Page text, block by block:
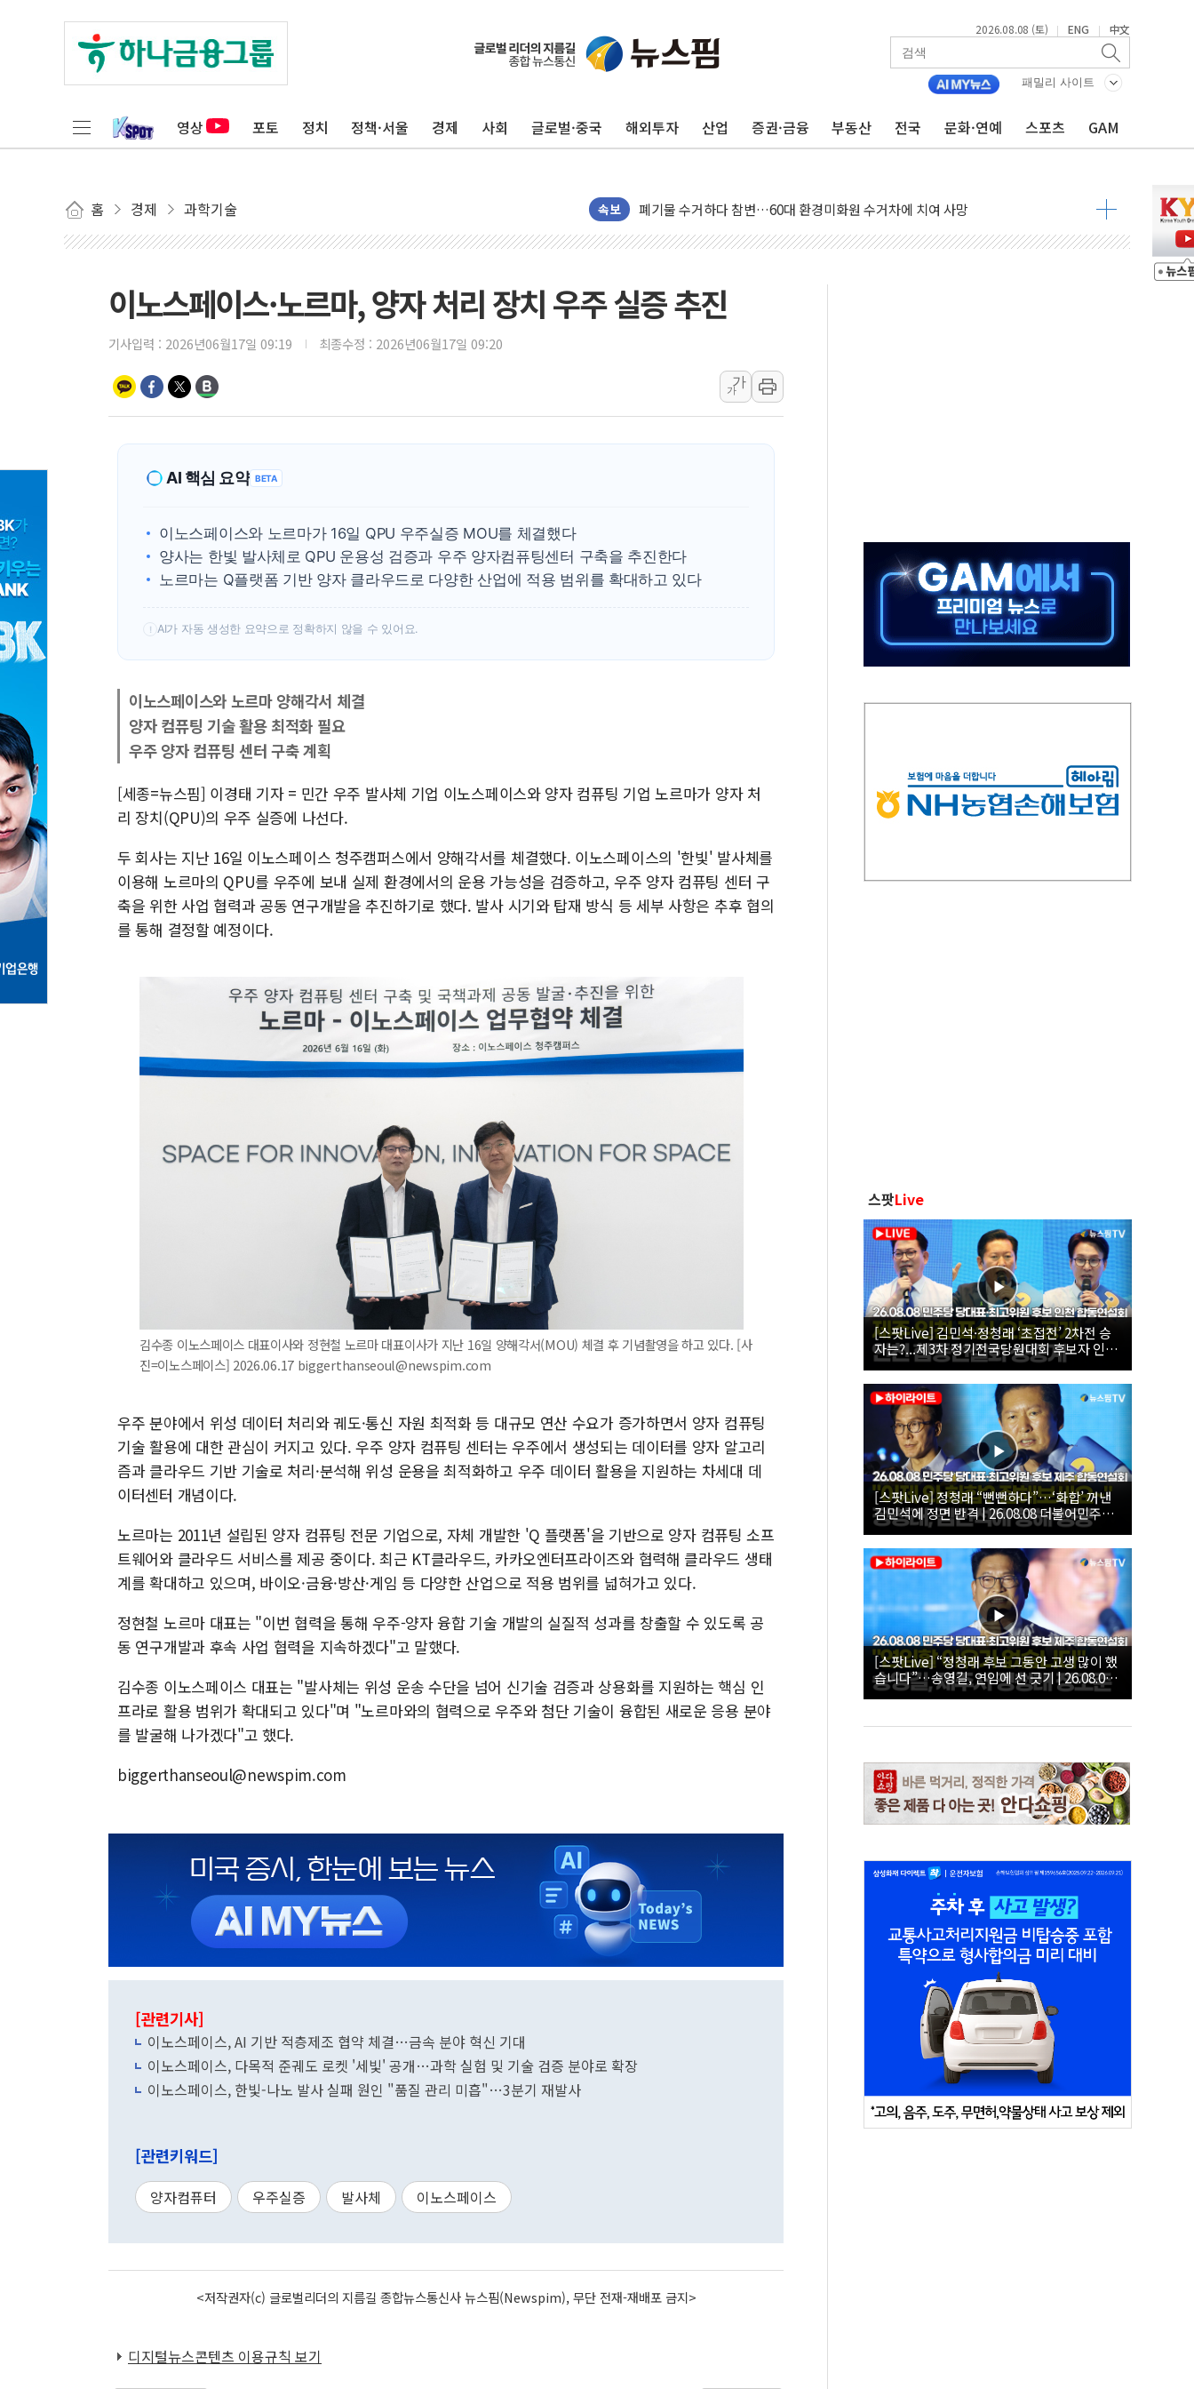
2026.08.08 (토) | ENG | 中文
패밀리 사이트
영상 포토 정치 정책·서울 경제 사회 글로벌·중국 해외투자 산업 증권·금융 부동산 전국 문화·연예 스포츠 GAM
홈 경제 과학기술 속보
[속보] 민주, 인천 경선 결과 발표...김민석 45.09% 정청래 43.27% 송영길 11.63%
이번주 국내 주요 금융일정(8.10~8.14)
美, 이란전 출구전략 만지작…공습 한계·탄약 부족 현실화
폐기물 수거하다 참변…60대 환경미화원 수거차에 치여 사망
서울 중랑구 주택가서 흉기 난동…60대 남성 2명 숨져
여수 오동도 인근 해상서 모터보트 전복…1명 사망·1명 실종
추미애, '위안부' 피해자 기림의 날 참석..."국제적 시민 연대로 목소리 내야"
인천서 말다툼 중 어머니 흉기 살해 10대 아들 체포
'화합' 꺼낸 김민석에 '뻔뻔' 받아친 정청래…제주 연설서 신경전 고조
李대통령, ISA 개편 재검토 지시…與 "적극 환영"·野 "졸속 국정"
동해중부 전 해상 풍랑주의보…10일까지 최대 3.5m 높은 물결
동해시, 11~14일 '별똥별 멍' 운영…페르세우스 유성우 관측
강원 중·남부 동해안 시간당 50mm 이상 폭우…호우경보 발효
이노스페이스·노르마, 양자 처리 장치 우주 실증 추진
기사입력 : 2026년06월17일 09:19 최종수정 : 2026년06월17일 09:20
가
가
AI 핵심 요약 BETA
이노스페이스와 노르마가 16일 QPU 우주실증 MOU를 체결했다
양사는 한빛 발사체로 QPU 운용성 검증과 우주 양자컴퓨팅센터 구축을 추진한다
노르마는 Q플랫폼 기반 양자 클라우드로 다양한 산업에 적용 범위를 확대하고 있다
! AI가 자동 생성한 요약으로 정확하지 않을 수 있어요.
이노스페이스와 노르마 양해각서 체결
양자 컴퓨팅 기술 활용 최적화 필요
우주 양자 컴퓨팅 센터 구축 계획
[세종=뉴스핌] 이경태 기자 = 민간 우주 발사체 기업 이노스페이스와 양자 컴퓨팅 기업 노르마가 양자 처
리 장치(QPU)의 우주 실증에 나선다.
두 회사는 지난 16일 이노스페이스 청주캠퍼스에서 양해각서를 체결했다. 이노스페이스의 '한빛' 발사체를
이용해 노르마의 QPU를 우주에 보내 실제 환경에서의 운용 가능성을 검증하고, 우주 양자 컴퓨팅 센터 구
축을 위한 사업 협력과 공동 연구개발을 추진하기로 했다. 발사 시기와 탑재 방식 등 세부 사항은 추후 협의
를 통해 결정할 예정이다.
김수종 이노스페이스 대표이사와 정현철 노르마 대표이사가 지난 16일 양해각서(MOU) 체결 후 기념촬영을 하고 있다. [사
진=이노스페이스] 2026.06.17 biggerthanseoul@newspim.com
우주 분야에서 위성 데이터 처리와 궤도·통신 자원 최적화 등 대규모 연산 수요가 증가하면서 양자 컴퓨팅
기술 활용에 대한 관심이 커지고 있다. 우주 양자 컴퓨팅 센터는 우주에서 생성되는 데이터를 양자 알고리
즘과 클라우드 기반 기술로 처리·분석해 위성 운용을 최적화하고 우주 데이터 활용을 지원하는 차세대 데
이터센터 개념이다.
노르마는 2011년 설립된 양자 컴퓨팅 전문 기업으로, 자체 개발한 'Q 플랫폼'을 기반으로 양자 컴퓨팅 소프
트웨어와 클라우드 서비스를 제공 중이다. 최근 KT클라우드, 카카오엔터프라이즈와 협력해 클라우드 생태
계를 확대하고 있으며, 바이오·금융·방산·게임 등 다양한 산업으로 적용 범위를 넓혀가고 있다.
정현철 노르마 대표는 "이번 협력을 통해 우주-양자 융합 기술 개발의 실질적 성과를 창출할 수 있도록 공
동 연구개발과 후속 사업 협력을 지속하겠다"고 말했다.
김수종 이노스페이스 대표는 "발사체는 위성 운송 수단을 넘어 신기술 검증과 상용화를 지원하는 핵심 인
프라로 활용 범위가 확대되고 있다"며 "노르마와의 협력으로 우주와 첨단 기술이 융합된 새로운 응용 분야
를 발굴해 나가겠다"고 했다.
biggerthanseoul@newspim.com
[관련기사]
이노스페이스, AI 기반 적층제조 협약 체결…금속 분야 혁신 기대
이노스페이스, 다목적 준궤도 로켓 '세빛' 공개…과학 실험 및 기술 검증 분야로 확장
이노스페이스, 한빛-나노 발사 실패 원인 "품질 관리 미흡"…3분기 재발사
[관련키워드]
양자컴퓨터 우주실증 발사체 이노스페이스
<저작권자(c) 글로벌리더의 지름길 종합뉴스통신사 뉴스핌(Newspim), 무단 전재-재배포 금지>
디지털뉴스콘텐츠 이용규칙 보기
스팟Live
[스팟Live] 김민석·정청래 ‘초접전’ 2차전 승
자는?...제3차 정기전국당원대회 후보자 인천
합동연설회 생중계 | 26.08.08
[스팟Live] 정청래 “뻔뻔하다”…‘화합’ 꺼낸
김민석에 정면 반격 | 26.08.08 더불어민주당
당대표·최고위원 후보 제주 합동연설회
[스팟Live] “정청래 후보 그동안 고생 많이 했
습니다”…송영길, 연임에 선 긋기 | 26.08.08
더불어민주당 당대표·최고위원 후보 제주 합